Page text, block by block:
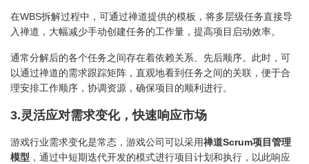
在WBS拆解过程中，可通过禅道提供的模板，将多层级任务直接导
入禅道，大幅减少手动创建任务的工作量，提高项目启动效率。
通常分解后的各个任务之间存在着依赖关系、先后顺序。此时，可
以通过禅道的需求跟踪矩阵，直观地看到任务之间的关联，便于合
理安排工作顺序，协调资源，确保项目的顺利进行。
3.灵活应对需求变化，快速响应市场
游戏行业需求变化是常态，游戏公司可以采用禅道Scrum项目管理
模型 ，通过中短期迭代开发的模式进行项目计划和执行，以此响应